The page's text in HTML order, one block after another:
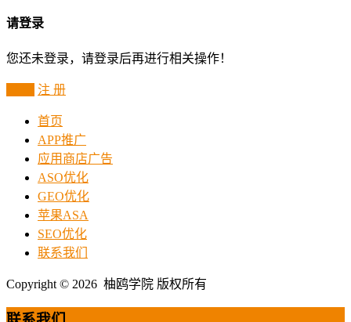
请登录
您还未登录，请登录后再进行相关操作！
注 册
首页
APP推广
应用商店广告
ASO优化
GEO优化
苹果ASA
SEO优化
联系我们
Copyright © 2026 柚鸥学院 版权所有